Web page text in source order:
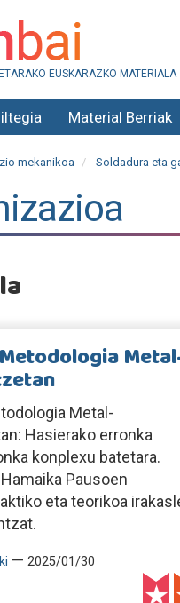
EUSKARAZKO MATERIALA
Material Berriak
mekanikoa Soldadura eta
Metal-
Hasierako erronka
konplexu batetara.
Pausoen
eta teorikoa
— 2025/01/30